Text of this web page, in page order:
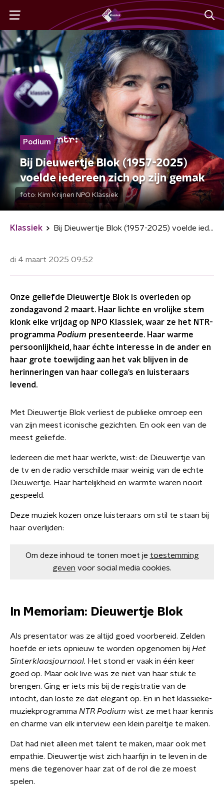
Podium
Bij Dieuwertje Blok (1957-2025)
voelde iedereen zich op zijn gemak
foto: Kim Krijnen NPO Klassiek
Klassiek Bij Dieuwertje Blok (1957-2025) voelde iedereen zich op zijn gemak
di 4 maart 2025 09:52
Onze geliefde Dieuwertje Blok is overleden op
zondagavond 2 maart. Haar lichte en vrolijke stem
klonk elke vrijdag op NPO Klassiek, waar ze het NTR-
programma Podium presenteerde. Haar warme
persoonlijkheid, haar échte interesse in de ander en
haar grote toewijding aan het vak blijven in de
herinneringen van haar collega’s en luisteraars
levend.
Met Dieuwertje Blok verliest de publieke omroep een
van zijn meest iconische gezichten. En ook een van de
meest geliefde.
Iedereen die met haar werkte, wist: de Dieuwertje van
de tv en de radio verschilde maar weinig van de echte
Dieuwertje. Haar hartelijkheid en warmte waren nooit
gespeeld.
Deze muziek kozen onze luisteraars om stil te staan bij
haar overlijden:
Om deze inhoud te tonen moet je toestemming
geven voor social media cookies.
In Memoriam: Dieuwertje Blok
Als presentator was ze altijd goed voorbereid. Zelden
hoefde er iets opnieuw te worden opgenomen bij Het
Sinterklaasjournaal. Het stond er vaak in één keer
goed op. Maar ook live was ze niet van haar stuk te
brengen. Ging er iets mis bij de registratie van de
intocht, dan loste ze dat elegant op. En in het klassieke-
muziekprogramma NTR Podium wist ze met haar kennis
en charme van elk interview een klein pareltje te maken.
Dat had niet alleen met talent te maken, maar ook met
empathie. Dieuwertje wist zich haarfijn in te leven in de
mens die tegenover haar zat of de rol die ze moest
spelen.